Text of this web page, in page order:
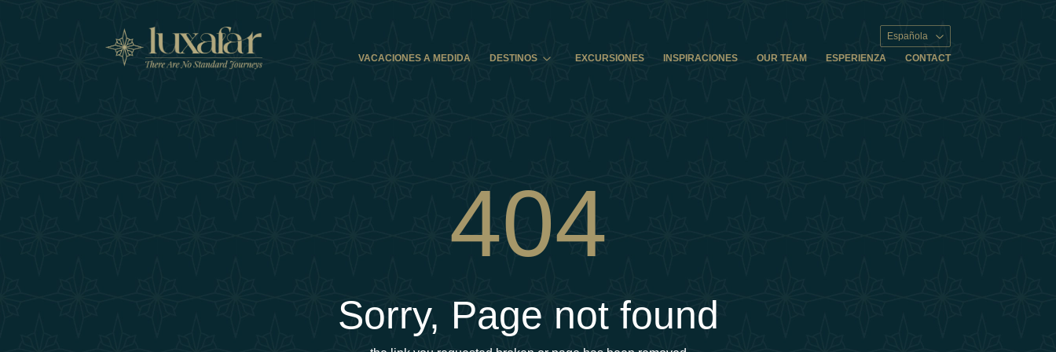
Española
VACACIONES A MEDIDA
DESTINOS EXCURSIONES INSPIRACIONES OUR TEAM ESPERIENZA CONTACT
404
Sorry, Page not found